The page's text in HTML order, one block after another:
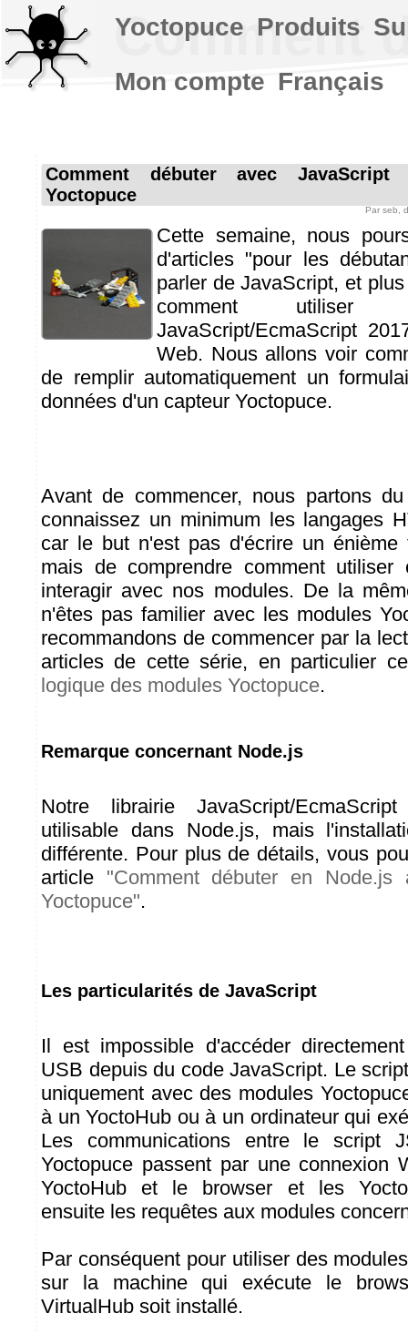
Comment
Comment débuter avec
Yoctopuce
Par seb ,
Cette semaine, nous
d'articles "pour les
parler de JavaScript, et
comment utiliser
JavaScript/EcmaScript
Web. Nous allons voir
de remplir automatiquement un
données d'un capteur Yoctopuce.
Avant de commencer, nous partons
connaissez un minimum les langages
car le but n'est pas d'écrire un énième
mais de comprendre comment utiliser
interagir avec nos modules. De la
n'êtes pas familier avec les modules
recommandons de commencer par la
articles de cette série, en particulier
logique des modules Yoctopuce.
Remarque concernant Node.js
Notre librairie JavaScript/
utilisable dans Node.js, mais
différente. Pour plus de détails, vous
article "Comment débuter en Node.js
Yoctopuce".
Les particularités de JavaScript
Il est impossible d'accéder
USB depuis du code JavaScript. Le
uniquement avec des modules
à un YoctoHub ou à un ordinateur qui
Les communications entre le script
Yoctopuce passent par une connexion
YoctoHub et le browser et les
ensuite les requêtes aux modules
Par conséquent pour utiliser des
sur la machine qui exécute le
VirtualHub soit installé.
Yoctopuce Produits
Mon compte Français